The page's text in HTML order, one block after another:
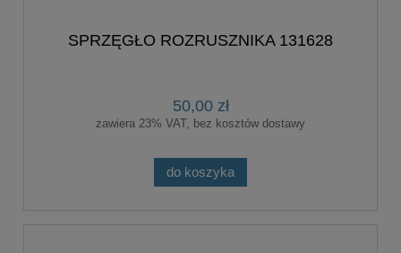
SPRZĘGŁO ROZRUSZNIKA 131628
50,00 zł
zawiera 23% VAT, bez kosztów dostawy
do koszyka